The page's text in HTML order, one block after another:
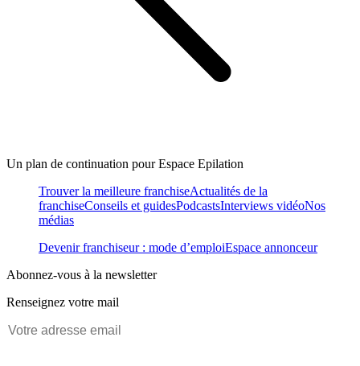
Un plan de continuation pour Espace Epilation
Trouver la meilleure franchiseActualités de la
franchiseConseils et guidesPodcastsInterviews vidéoNos
médias
Devenir franchiseur : mode d’emploiEspace annonceur
Abonnez-vous à la newsletter
Renseignez votre mail